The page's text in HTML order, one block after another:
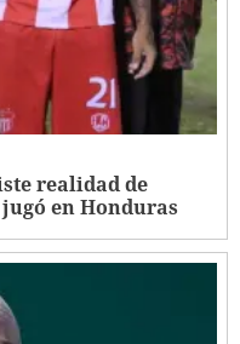
realidad de
en Honduras